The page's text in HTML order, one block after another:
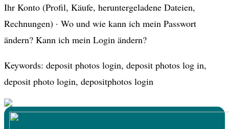
Ihr Konto (Profil, Käufe, heruntergeladene Dateien,
Rechnungen) · Wo und wie kann ich mein Passwort
ändern? Kann ich mein Login ändern?
Keywords: deposit photos login, deposit photos log in,
deposit photo login, depositphotos login